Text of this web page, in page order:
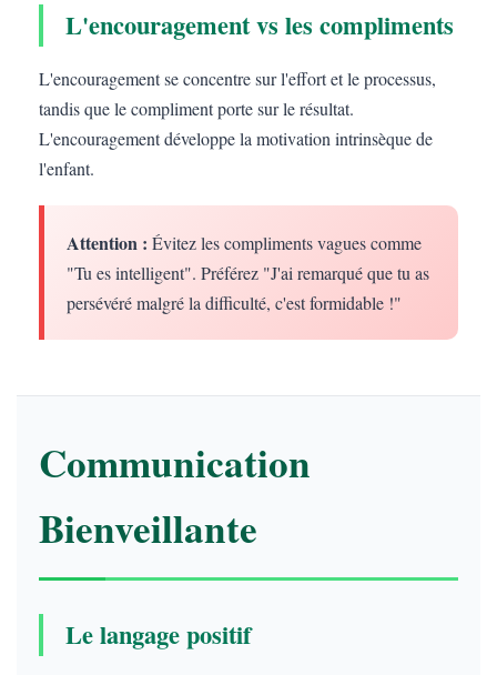
L'encouragement vs les compliments
L'encouragement se concentre sur l'effort et le processus,
tandis que le compliment porte sur le résultat.
L'encouragement développe la motivation intrinsèque de
l'enfant.
Attention : Évitez les compliments vagues comme
"Tu es intelligent". Préférez "J'ai remarqué que tu as
persévéré malgré la difficulté, c'est formidable !"
Communication
Bienveillante
Le langage positif